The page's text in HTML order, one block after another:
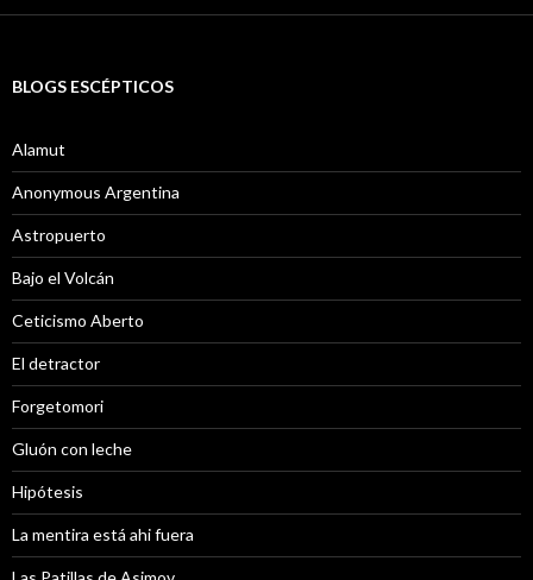
BLOGS ESCÉPTICOS
Alamut
Anonymous Argentina
Astropuerto
Bajo el Volcán
Ceticismo Aberto
El detractor
Forgetomori
Gluón con leche
Hipótesis
La mentira está ahi fuera